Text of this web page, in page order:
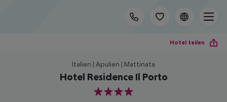
Hotel teilen
Italien | Apulien | Mattinata
Hotel Residence Il Porto
4